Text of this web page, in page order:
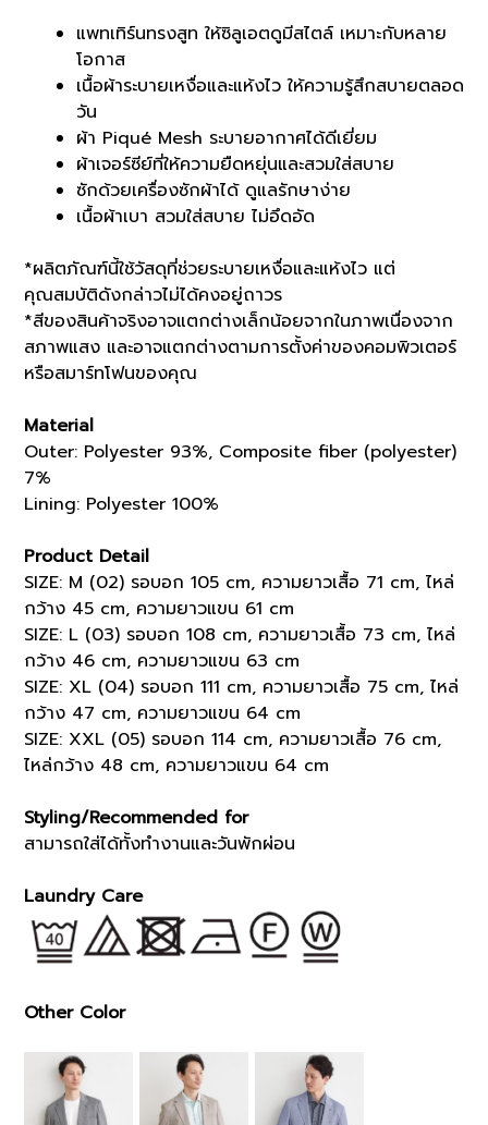
แพทเทิร์นทรงสูท ให้ซิลูเอตดูมีสไตล์ เหมาะกับหลาย
โอกาส
เนื้อผ้าระบายเหงื่อและแห้งไว ให้ความรู้สึกสบายตลอด
วัน
ผ้า Piqué Mesh ระบายอากาศได้ดีเยี่ยม
ผ้าเจอร์ซีย์ที่ให้ความยืดหยุ่นและสวมใส่สบาย
ซักด้วยเครื่องซักผ้าได้ ดูแลรักษาง่าย
เนื้อผ้าเบา สวมใส่สบาย ไม่อึดอัด
*ผลิตภัณฑ์นี้ใช้วัสดุที่ช่วยระบายเหงื่อและแห้งไว แต่
คุณสมบัติดังกล่าวไม่ได้คงอยู่ถาวร
*สีของสินค้าจริงอาจแตกต่างเล็กน้อยจากในภาพเนื่องจาก
สภาพแสง และอาจแตกต่างตามการตั้งค่าของคอมพิวเตอร์
หรือสมาร์ทโฟนของคุณ
Material
Outer: Polyester 93%, Composite fiber (polyester)
7%
Lining: Polyester 100%
Product Detail
SIZE: M (02) รอบอก 105 cm, ความยาวเสื้อ 71 cm, ไหล่
กว้าง 45 cm, ความยาวแขน 61 cm
SIZE: L (03) รอบอก 108 cm, ความยาวเสื้อ 73 cm, ไหล่
กว้าง 46 cm, ความยาวแขน 63 cm
SIZE: XL (04) รอบอก 111 cm, ความยาวเสื้อ 75 cm, ไหล่
กว้าง 47 cm, ความยาวแขน 64 cm
SIZE: XXL (05) รอบอก 114 cm, ความยาวเสื้อ 76 cm,
ไหล่กว้าง 48 cm, ความยาวแขน 64 cm
Styling/Recommended for
สามารถใส่ได้ทั้งทำงานและวันพักผ่อน
Laundry Care
Other Color